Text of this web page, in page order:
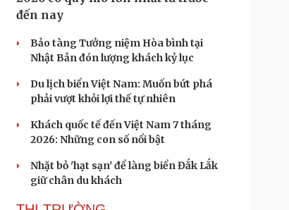
đến nay
Bảo tàng Tưởng niệm Hòa bình tại
Nhật Bản đón lượng khách kỷ lục
Du lịch biển Việt Nam: Muốn bứt phá
phải vượt khỏi lợi thế tự nhiên
Khách quốc tế đến Việt Nam 7 tháng
2026: Những con số nổi bật
Nhặt bỏ 'hạt sạn' để làng biển Đắk Lắk
giữ chân du khách